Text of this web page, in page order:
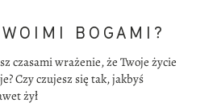
BOGAMI?
czasami wrażenie, że Twoje życie
Czy czujesz się tak, jakbyś
żył